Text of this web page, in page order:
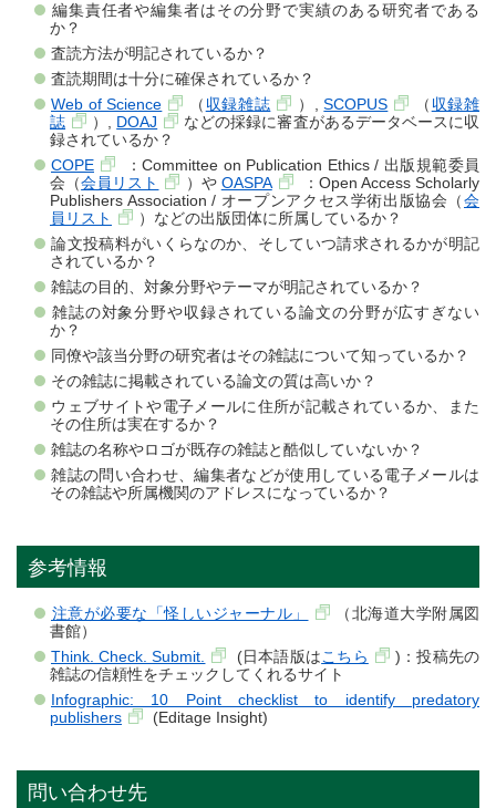
編集責任者や編集者はその分野で実績のある研究者である
か？
査読方法が明記されているか？
査読期間は十分に確保されているか？
Web of Science
（ 収録雑誌 ）,SCOPUS （ 収録雑
誌
）, DOAJ
などの採録に審査があるデータベースに収
録されているか？
COPE
：Committee on Publication Ethics / 出版規範委員
会（会員リスト ）や OASPA
：Open Access Scholarly
Publishers Association / オープンアクセス学術出版協会（会
員リスト
）などの出版団体に所属しているか？
論文投稿料がいくらなのか、そしていつ請求されるかが明記
されているか？
雑誌の目的、対象分野やテーマが明記されているか？
雑誌の対象分野や収録されている論文の分野が広すぎない
か？
同僚や該当分野の研究者はその雑誌について知っているか？
その雑誌に掲載されている論文の質は高いか？
ウェブサイトや電子メールに住所が記載されているか、また
その住所は実在するか？
雑誌の名称やロゴが既存の雑誌と酷似していないか？
雑誌の問い合わせ、編集者などが使用している電子メールは
その雑誌や所属機関のアドレスになっているか？
参考情報
注意が必要な「怪しいジャーナル」
（北海道大学附属図
書館）
Think. Check. Submit.
(日本語版はこちら
)：投稿先の
雑誌の信頼性をチェックしてくれるサイト
Infographic: 10 Point checklist to identify predatory
publishers
(Editage Insight)
問い合わせ先